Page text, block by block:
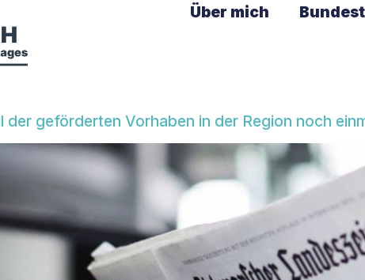
Über mich
der geförderten Vorhaben in der Region noch